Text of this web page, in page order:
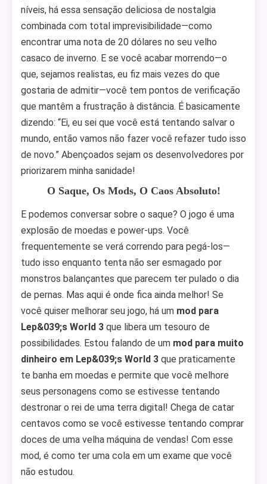
níveis, há essa sensação deliciosa de nostalgia
combinada com total imprevisibilidade—como
encontrar uma nota de 20 dólares no seu velho
casaco de inverno. E se você acabar morrendo—o
que, sejamos realistas, eu fiz mais vezes do que
gostaria de admitir—você tem pontos de verificação
que mantêm a frustração à distância. É basicamente
dizendo: “Ei, eu sei que você está tentando salvar o
mundo, então vamos não fazer você refazer tudo isso
de novo.” Abençoados sejam os desenvolvedores por
priorizarem minha sanidade!
O Saque, Os Mods, O Caos Absoluto!
E podemos conversar sobre o saque? O jogo é uma
explosão de moedas e power-ups. Você
frequentemente se verá correndo para pegá-los—
tudo isso enquanto tenta não ser esmagado por
monstros balançantes que parecem ter pulado o dia
de pernas. Mas aqui é onde fica ainda melhor! Se
você quiser melhorar seu jogo, há um mod para
Lep&039;s World 3 que libera um tesouro de
possibilidades. Estou falando de um mod para muito
dinheiro em Lep&039;s World 3 que praticamente
te banha em moedas e permite que você melhore
seus personagens como se estivesse tentando
destronar o rei de uma terra digital! Chega de catar
centavos como se você estivesse tentando comprar
doces de uma velha máquina de vendas! Com esse
mod, é como ter uma cola em um exame que você
não estudou.